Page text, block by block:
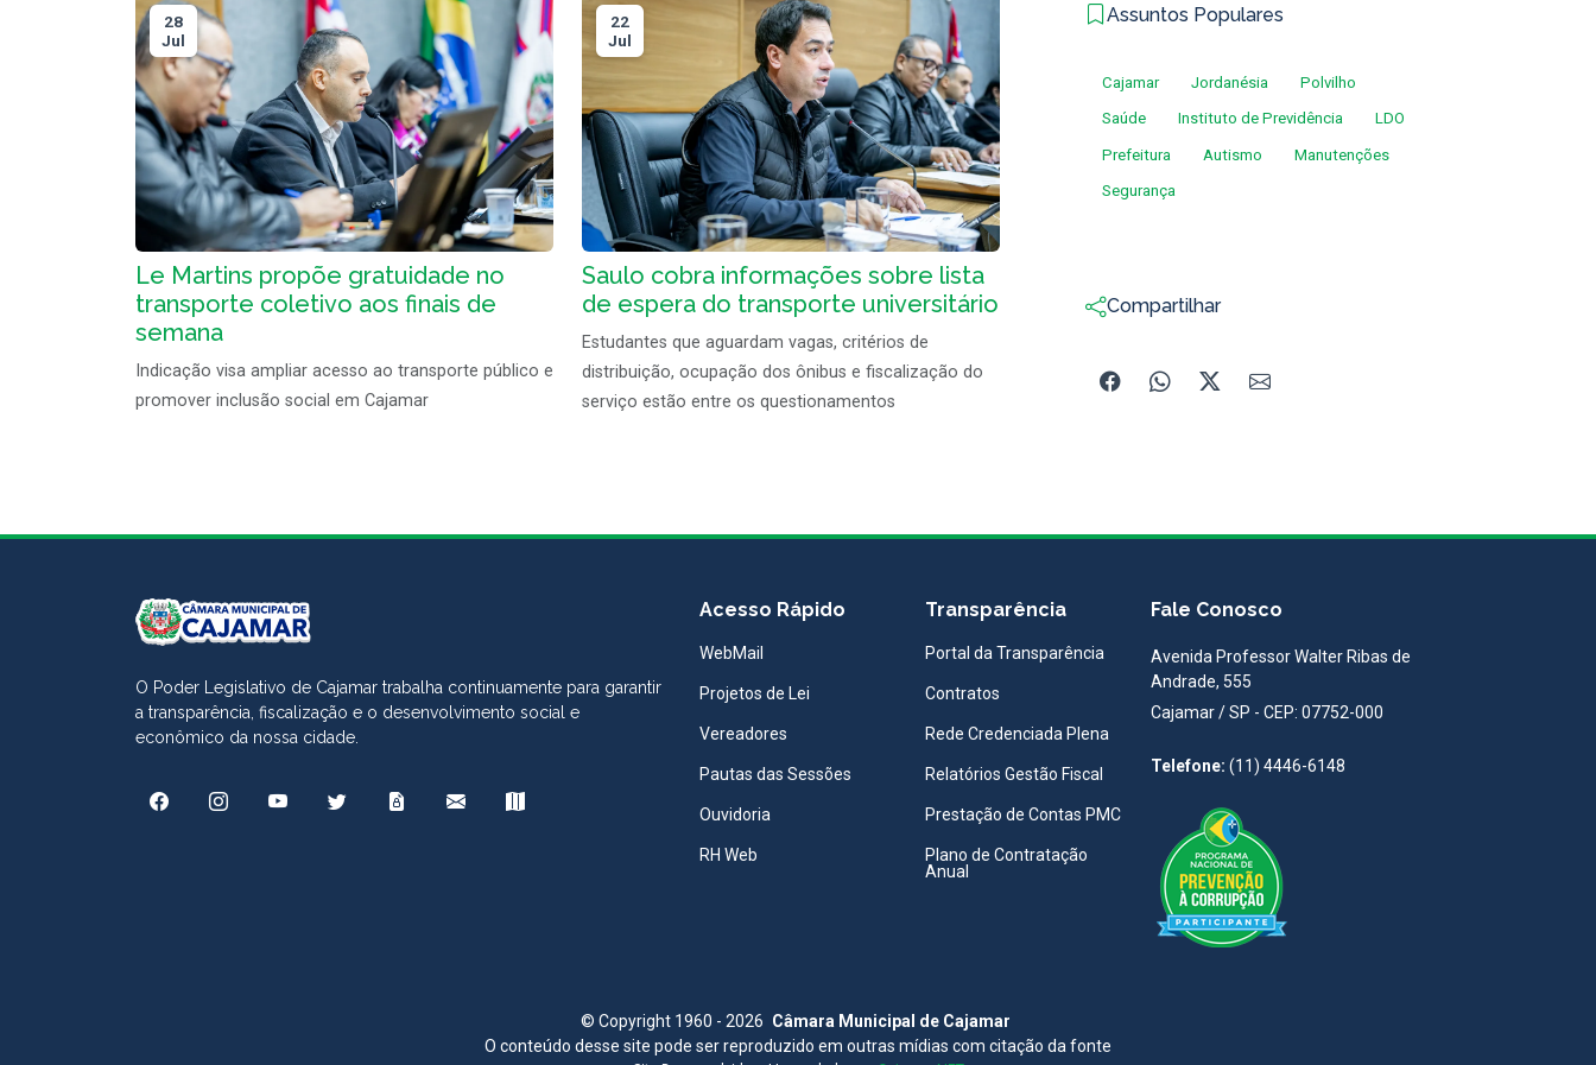
28
Jul
Le Martins propõe gratuidade no
transporte coletivo aos finais de
semana
Indicação visa ampliar acesso ao transporte público e
promover inclusão social em Cajamar
22
Jul
Saulo cobra informações sobre lista
de espera do transporte universitário
Estudantes que aguardam vagas, critérios de
distribuição, ocupação dos ônibus e fiscalização do
serviço estão entre os questionamentos
Assuntos Populares
Cajamar Jordanésia Polvilho
Saúde Instituto de Previdência LDO
Prefeitura Autismo Manutenções
Segurança
Compartilhar
O Poder Legislativo de Cajamar trabalha continuamente para garantir
a transparência, fiscalização e o desenvolvimento social e
econômico da nossa cidade.
Acesso Rápido
WebMail
Projetos de Lei
Vereadores
Pautas das Sessões
Ouvidoria
RH Web
Transparência
Portal da Transparência
Contratos
Rede Credenciada Plena
Relatórios Gestão Fiscal
Prestação de Contas PMC
Plano de Contratação
Anual
Fale Conosco
Avenida Professor Walter Ribas de
Andrade, 555
Cajamar / SP - CEP: 07752-000
Telefone: (11) 4446-6148
© Copyright 1960 - 2026 Câmara Municipal de Cajamar
O conteúdo desse site pode ser reproduzido em outras mídias com citação da fonte